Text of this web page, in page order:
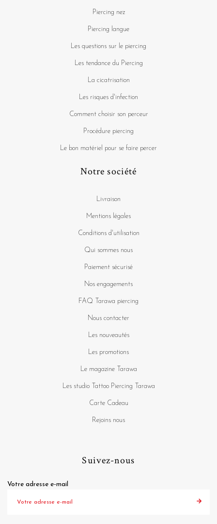
Piercing nez
Piercing langue
Les questions sur le piercing
Les tendance du Piercing
La cicatrisation
Les risques d'infection
Comment choisir son perceur
Procédure piercing
Le bon matériel pour se faire percer
Notre société
Livraison
Mentions légales
Conditions d'utilisation
Qui sommes nous
Paiement sécurisé
Nos engagements
FAQ Tarawa piercing
Nous contacter
Les nouveautés
Les promotions
Le magazine Tarawa
Les studio Tattoo Piercing Tarawa
Carte Cadeau
Rejoins nous
Suivez-nous
Votre adresse e-mail